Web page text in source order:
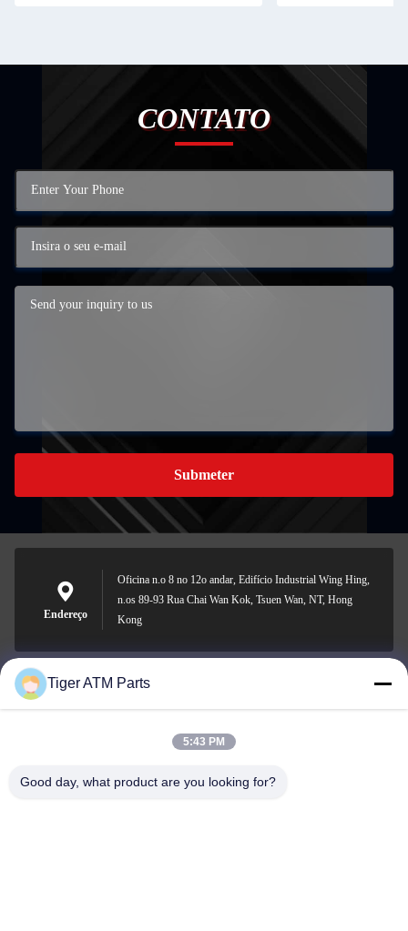
CONTATO
Submeter
Endereço
Oficina n.o 8 no 12o andar, Edifício Industrial Wing Hing,
n.os 89-93 Rua Chai Wan Kok, Tsuen Wan, NT, Hong
Kong
sales@atmpart.com.cn
Tiger ATM Parts
5:43 PM
Good day, what product are you looking for?